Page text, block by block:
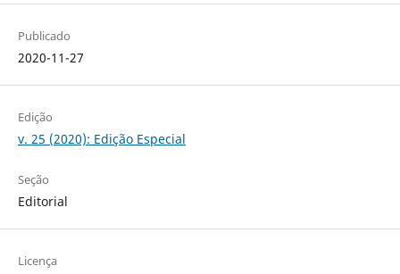
Publicado
2020-11-27
Edição
v. 25 (2020): Edição Especial
Seção
Editorial
Licença